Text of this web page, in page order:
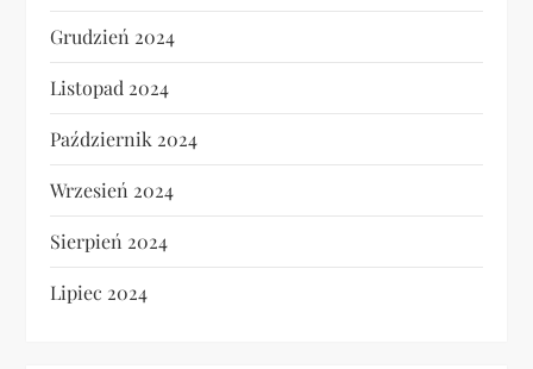
Grudzień 2024
Listopad 2024
Październik 2024
Wrzesień 2024
Sierpień 2024
Lipiec 2024